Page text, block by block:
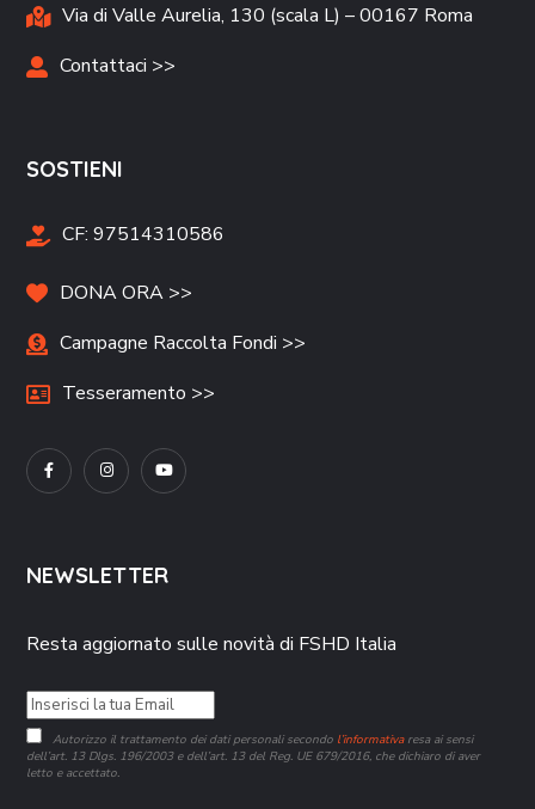
Via di Valle Aurelia, 130 (scala L) – 00167 Roma
Contattaci >>
SOSTIENI
CF:97514310586
DONA ORA >>
Campagne Raccolta Fondi >>
Tesseramento >>
NEWSLETTER
Resta aggiornato sulle novità di FSHD Italia
Autorizzo il trattamento dei dati personali secondo l’informativaresa ai sensi
dell’art. 13 Dlgs. 196/2003 e dell’art. 13 del Reg. UE 679/2016, che dichiaro di aver
letto e accettato.